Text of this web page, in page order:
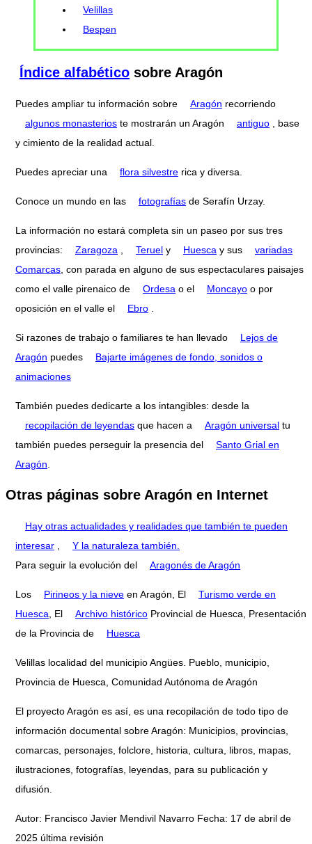
Velillas
Bespen
Índice alfabético sobre Aragón
Puedes ampliar tu información sobre Aragón recorriendo
algunos monasterios te mostrarán un Aragón antiguo , base
y cimiento de la realidad actual.
Puedes apreciar una flora silvestre rica y diversa.
Conoce un mundo en las fotografías de Serafín Urzay.
La información no estará completa sin un paseo por sus tres
provincias:
Zaragoza Teruel y Huesca y sus
variadas
Comarcas , con parada en alguno de sus espectaculares paisajes
como el valle pirenaico de
Ordesa o el Moncayo o por
oposición en el valle el
Ebro
Si razones de trabajo o familiares te han llevado
Lejos de
Aragón puedes
Bajarte imágenes de fondo, sonidos o
animaciones
También puedes dedicarte a los intangibles: desde la
recopilación de leyendas que hacen a Aragón universal tu
también puedes perseguir la presencia del
Santo Grial en
Aragón
Otras páginas sobre Aragón en Internet
Hay otras actualidades y realidades que también te pueden
interesar
Y la naturaleza también.
Para seguir la evolución del
Aragonés de Aragón
Los Pirineos y la nieve en Aragón, El
Turismo verde en
Huesca , El Archivo histórico Provincial de Huesca, Presentación
de la Provincia de
Huesca
Velillas localidad del municipio Angües. Pueblo, municipio,
Provincia de Huesca, Comunidad Autónoma de Aragón
El proyecto Aragón es así, es una recopilación de todo tipo de
información documental sobre Aragón: Municipios, provincias,
comarcas, personajes, folclore, historia, cultura, libros, mapas,
ilustraciones, fotografías, leyendas, para su publicación y
difusión.
Autor: Francisco Javier Mendivil Navarro Fecha: 17 de abril de
2025 última revisión